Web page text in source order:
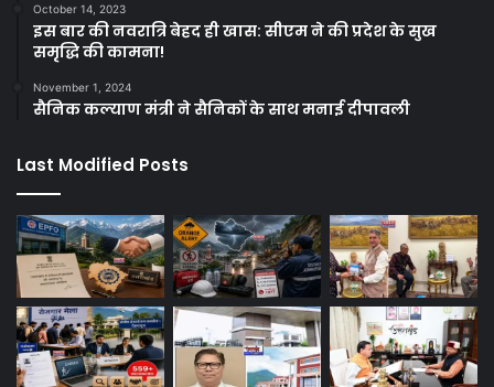
October 14, 2023
इस बार की नवरात्रि बेहद ही खास: सीएम ने की प्रदेश के सुख
समृद्धि की कामना!
November 1, 2024
सैनिक कल्याण मंत्री ने सैनिकों के साथ मनाई दीपावली
Last Modified Posts